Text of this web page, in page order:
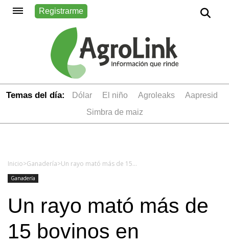
Registrarme
Temas del día: dólar el niño Agroleaks
aapresid
simbra de maiz
Inicio>Ganadería> Un rayo mató más de 15 bovinos en Misiones
Ganadería
Un rayo mató más de
15 bovinos en